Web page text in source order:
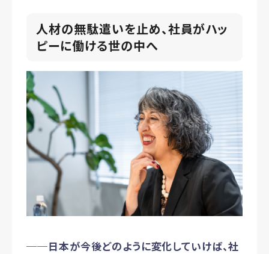
人材の無駄遣いを止め、社員がハッ
ピーに働ける世の中へ
──日本が今後どのように変化していけば、社